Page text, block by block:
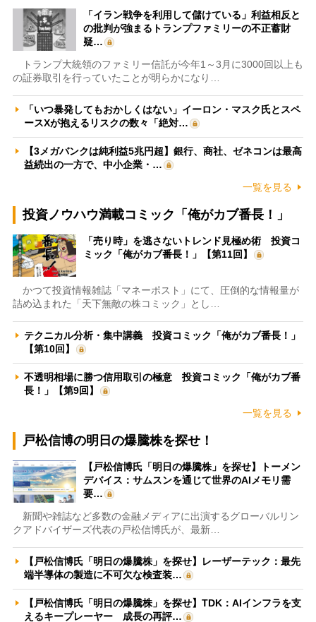
「イラン戦争を利用して儲けている」利益相反と
の批判が強まるトランプファミリーの不正蓄財
疑…
トランプ大統領のファミリー信託が今年1～3月に3000回以上も
の証券取引を行っていたことが明らかになり…
「いつ暴発してもおかしくはない」イーロン・マスク氏とスペ
ースXが抱えるリスクの数々「絶対…
【3メガバンクは純利益5兆円超】銀行、商社、ゼネコンは最高
益続出の一方で、中小企業・…
一覧を見る
投資ノウハウ満載コミック「俺がカブ番長！」
「売り時」を逃さないトレンド見極め術 投資コ
ミック「俺がカブ番長！」【第11回】
かつて投資情報雑誌「マネーポスト」にて、圧倒的な情報量が
詰め込まれた「天下無敵の株コミック」とし…
テクニカル分析・集中講義 投資コミック「俺がカブ番長！」
【第10回】
不透明相場に勝つ信用取引の極意 投資コミック「俺がカブ番
長！」【第9回】
一覧を見る
戸松信博の明日の爆騰株を探せ！
【戸松信博氏「明日の爆騰株」を探せ】トーメン
デバイス：サムスンを通じて世界のAIメモリ需
要…
新聞や雑誌など多数の金融メディアに出演するグローバルリン
クアドバイザーズ代表の戸松信博氏が、最新…
【戸松信博氏「明日の爆騰株」を探せ】レーザーテック：最先
端半導体の製造に不可欠な検査装…
【戸松信博氏「明日の爆騰株」を探せ】TDK：AIインフラを支
えるキープレーヤー 成長の再評…